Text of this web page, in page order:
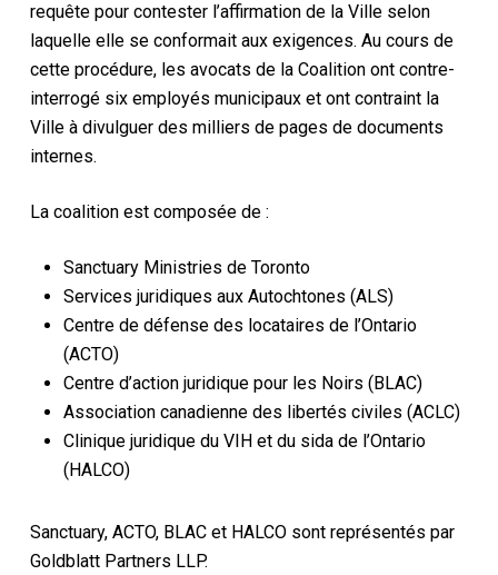
requête pour contester l’affirmation de la Ville selon
laquelle elle se conformait aux exigences. Au cours de
cette procédure, les avocats de la Coalition ont contre-
interrogé six employés municipaux et ont contraint la
Ville à divulguer des milliers de pages de documents
internes.
La coalition est composée de :
Sanctuary Ministries de Toronto
Services juridiques aux Autochtones (ALS)
Centre de défense des locataires de l’Ontario
(ACTO)
Centre d’action juridique pour les Noirs (BLAC)
Association canadienne des libertés civiles (ACLC)
Clinique juridique du VIH et du sida de l’Ontario
(HALCO)
Sanctuary, ACTO, BLAC et HALCO sont représentés par
Goldblatt Partners LLP.